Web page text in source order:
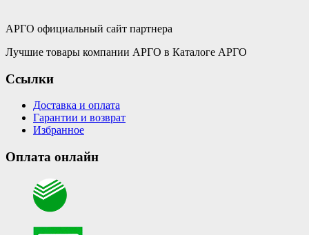
АРГО официальный сайт партнера
Лучшие товары компании АРГО в Каталоге АРГО
Ссылки
Доставка и оплата
Гарантии и возврат
Избранное
Оплата онлайн